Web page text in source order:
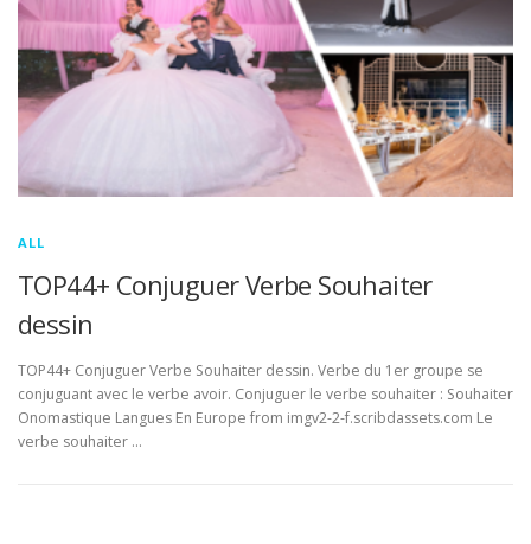
ALL
TOP44+ Conjuguer Verbe Souhaiter
dessin
TOP44+ Conjuguer Verbe Souhaiter dessin. Verbe du 1er groupe se
conjuguant avec le verbe avoir. Conjuguer le verbe souhaiter : Souhaiter
Onomastique Langues En Europe from imgv2-2-f.scribdassets.com Le
verbe souhaiter …